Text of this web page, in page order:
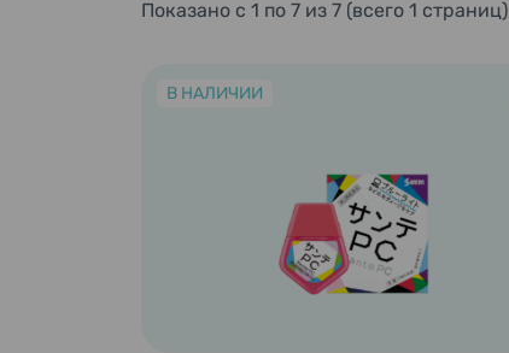
Показано с 1 по 7 из 7 (всего 1 страниц)
В НАЛИЧИИ